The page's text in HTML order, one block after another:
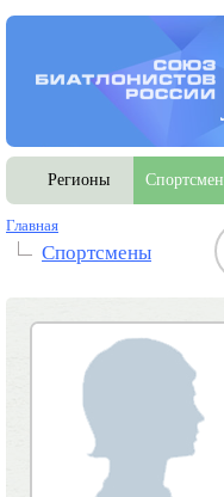
Регионы
Главная
Спортсмены